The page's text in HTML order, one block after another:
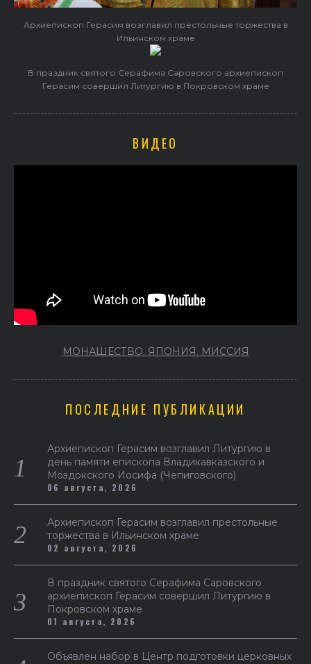
Архиепископ Герасим возглавил престольные торжества в
Ильинском храме
В праздник святого Серафима Саровского архиепископ
Герасим совершил Литургию в Покровском храме
ВИДЕО
МОНАШЕСТВО. ЯПОНИЯ. МИССИЯ
ПОСЛЕДНИЕ ПУБЛИКАЦИИ
Архиепископ Герасим возглавил Литургию в
день памяти епископа Владикавказского и
Моздокского Иосифа (Чепиговского)
06 августа, 2026
Архиепископ Герасим возглавил престольные
торжества в Ильинском храме
02 августа, 2026
В праздник святого Серафима Саровского
архиепископ Герасим совершил Литургию в
Покровском храме
01 августа, 2026
Объявлен набор в Центр подготовки церковных